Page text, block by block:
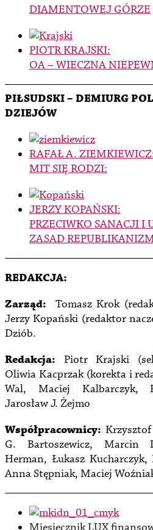
DIAMENTOWEJ GÓRZE
PIOTR KRAJSKI:
OA – WIECZNA
PIŁSUDSKI – DEMIURG
DZIEJÓW
RAFAŁ A.
MIT SIĘ RODZI:
JERZY KOPAŃSKI:
PRZECIWKO SANACJI I
ZASAD
REDAKCJA:
Zarząd:
Tomasz Krok
Jerzy Kopański (redaktor
Dziób.
Redakcja: Piotr Krajski
Oliwia Kacprzak (korekta i
Wal, Maciej Kalbarczyk,
Jarosław J. Żejmo
Współpracownicy:
G. Bartoszewicz, Marcin
Herman, Łukasz
Anna Stępniak, Maciej